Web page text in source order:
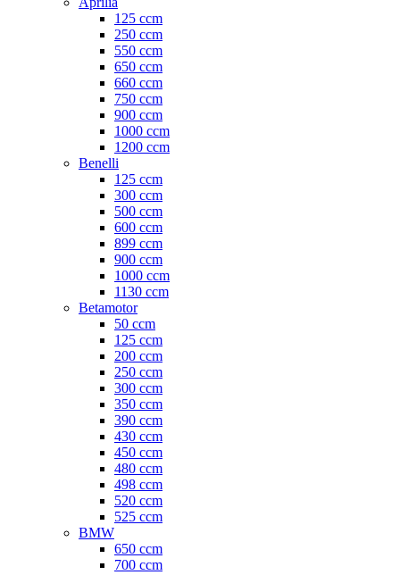
125 ccm
250 ccm
550 ccm
650 ccm
660 ccm
750 ccm
900 ccm
1000 ccm
1200 ccm
Benelli
125 ccm
300 ccm
500 ccm
600 ccm
899 ccm
900 ccm
1000 ccm
1130 ccm
Betamotor
50 ccm
125 ccm
200 ccm
250 ccm
300 ccm
350 ccm
390 ccm
430 ccm
450 ccm
480 ccm
498 ccm
520 ccm
525 ccm
BMW
650 ccm
700 ccm